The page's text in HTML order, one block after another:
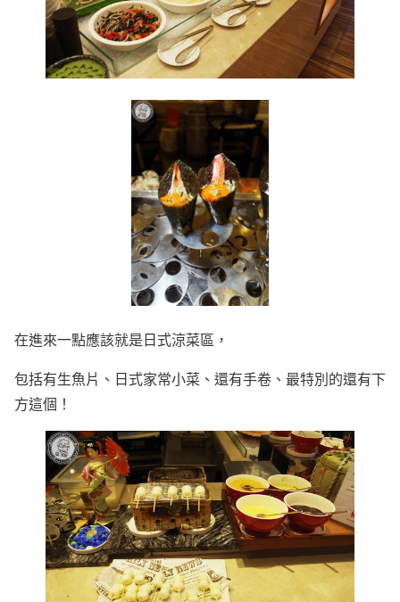
在進來一點應該就是日式涼菜區，
包括有生魚片、日式家常小菜、還有手卷、最特別的還有下
方這個！